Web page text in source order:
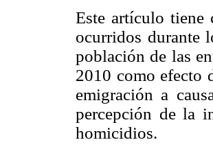
Este artículo tiene
ocurridos durante
población de las
2010 como efecto
emigración a
percepción de la
homicidios.